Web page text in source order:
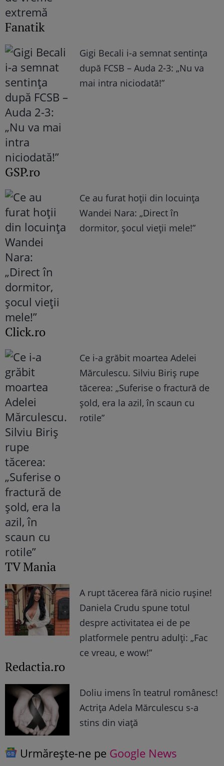
Fanatik
Gigi Becali i-a semnat sentința
după FCSB – Auda 2-3: „Nu va
mai intra niciodată!”
GSP.ro
Ce au furat hoții din locuința
Wandei Nara: „Direct în
dormitor, șocul vieții mele!”
Click.ro
Ce i-a grăbit moartea Adelei
Mărculescu. Silviu Biriș rupe
tăcerea: „Suferise o fractură de
șold, era la azil, în scaun cu
rotile”
TV Mania
A rupt tăcerea fără nicio rușine!
Daniela Crudu spune totul
despre activitatea ei de pe
platformele pentru adulți: „Fac
ce vreau, e wow!”
Redactia.ro
Doliu imens în teatrul românesc!
Actrița Adela Mărculescu s-a
stins din viață
Urmărește-ne pe Google News